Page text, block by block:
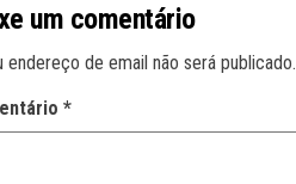
um comentário
endereço de email não será publicado.
*